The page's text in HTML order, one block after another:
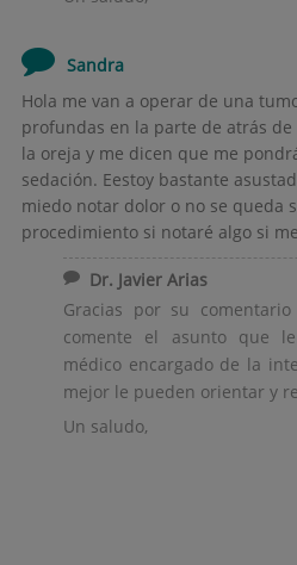
Sandra
Hola me van a operar de una
profundas en la parte de atrás
la oreja y me dicen que me
sedación. Eestoy bastante
miedo notar dolor o no se queda
procedimiento si notaré algo si
Dr. Javier Arias
Gracias por su
comente el asunto que
médico encargado de la
mejor le pueden orientar y
Un saludo,